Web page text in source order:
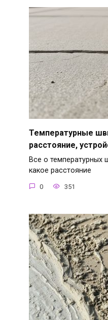
Температурные
расстояние,
Все о температурных
какое расстояние
0 351